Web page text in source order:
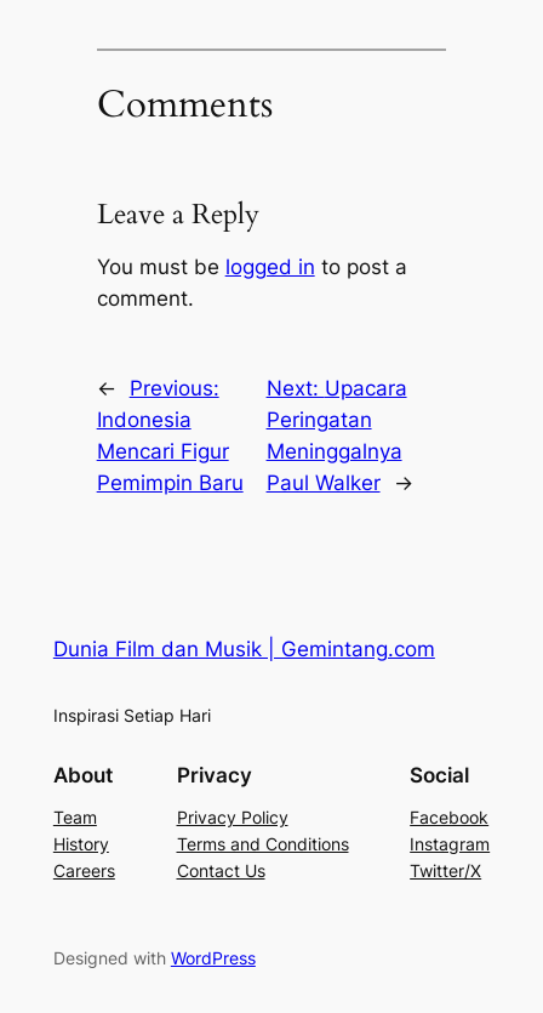
Comments
Leave a Reply
You must be logged in to post a
comment.
←
Previous:
Indonesia
Mencari Figur
Pemimpin Baru
Next: Upacara
Peringatan
Meninggalnya
Paul Walker
→
Dunia Film dan Musik | Gemintang.com
Inspirasi Setiap Hari
About
Team
History
Careers
Privacy
Privacy Policy
Terms and Conditions
Contact Us
Social
Facebook
Instagram
Twitter/X
Designed with WordPress